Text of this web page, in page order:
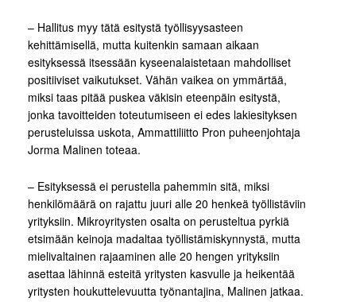
– Hallitus myy tätä esitystä työllisyysasteen
kehittämisellä, mutta kuitenkin samaan aikaan
esityksessä itsessään kyseenalaistetaan mahdolliset
positiiviset vaikutukset. Vähän vaikea on ymmärtää,
miksi taas pitää puskea väkisin eteenpäin esitystä,
jonka tavoitteiden toteutumiseen ei edes lakiesityksen
perusteluissa uskota, Ammattiliitto Pron puheenjohtaja
Jorma Malinen toteaa.
– Esityksessä ei perustella pahemmin sitä, miksi
henkilömäärä on rajattu juuri alle 20 henkeä työllistäviin
yrityksiin. Mikroyritysten osalta on perusteltua pyrkiä
etsimään keinoja madaltaa työllistämiskynnystä, mutta
mielivaltainen rajaaminen alle 20 hengen yrityksiin
asettaa lähinnä esteitä yritysten kasvulle ja heikentää
yritysten houkuttelevuutta työnantajina, Malinen jatkaa.